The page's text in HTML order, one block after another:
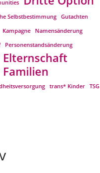
Selbstbestimmung
Gutachten
Kampagne
Namensänderung
Personenstandsänderung
trans* Kinder TSG